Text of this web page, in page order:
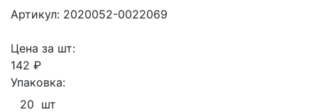
Артикул: 2020052-0022069
Цена за шт:
142 ₽
Упаковка:
20 шт